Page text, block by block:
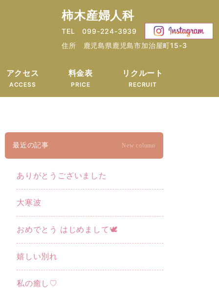
柿木産婦人科
TEL 099-224-3939
住所 鹿児島県鹿児島市加治屋町15-3
アクセス
ACCESS
料金表
PRICE
リクルート
RECRUIT
最近の記事 New column
ありがとうございました
大寒波
おめでとう はじめまして🕊️
嬉しい別れ
私の癒し♡